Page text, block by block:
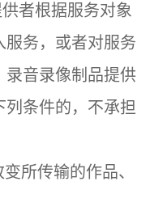
者根据服务对象
服务，或者对服务
录音录像制品提供
列条件的，不承担
所传输的作品、